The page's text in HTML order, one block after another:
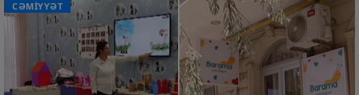
CƏMİYYƏT